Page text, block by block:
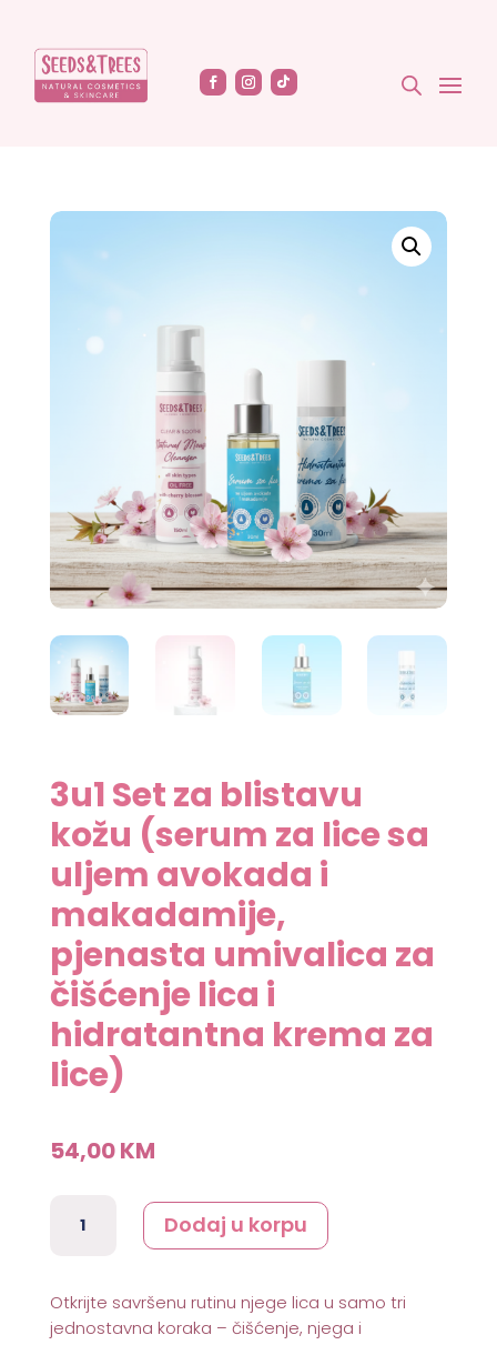
3u1 Set za blistavu
kožu (serum za lice sa
uljem avokada i
makadamije,
pjenasta umivalica za
čišćenje lica i
hidratantna krema za
lice)
54,00KM
kožu
(serum
Dodaj u korpu
Otkrijte savršenu rutinu njege lica u samo tri
jednostavna koraka – čišćenje, njega i